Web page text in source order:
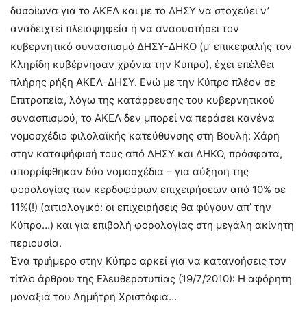
δυσοίωνα για το ΑΚΕΛ και με το ΔΗΣΥ να στοχεύει ν’
αναδειχτεί πλειοψηφεία ή να ανασυστήσει τον
κυβερνητικό συνασπισμό ΔΗΣΥ-ΔΗΚΟ (μ’ επικεφαλής τον
Κληρίδη κυβέρνησαν χρόνια την Κύπρο), έχει επέλθει
πλήρης ρήξη ΑΚΕΛ-ΔΗΣΥ. Ενώ με την Κύπρο πλέον σε
Επιτροπεία, λόγω της κατάρρευσης του κυβερνητικού
συνασπισμού, το ΑΚΕΛ δεν μπορεί να περάσει κανένα
νομοσχέδιο φιλολαϊκής κατεύθυνσης στη Βουλή: Χάρη
στην καταψήφισή τους από ΔΗΣΥ και ΔΗΚΟ, πρόσφατα,
απορρίφθηκαν δύο νομοσχέδια – για αύξηση της
φορολογίας των κερδοφόρων επιχειρήσεων από 10% σε
11%(!) (αιτιολογικό: οι επιχειρήσεις θα φύγουν απ’ την
Κύπρο…) και για επιβολή φορολογίας στη μεγάλη ακίνητη
περιουσία.
Ένα τριήμερο στην Κύπρο αρκεί για να κατανοήσεις τον
τίτλο άρθρου της Ελευθεροτυπίας (19/7/2010): Η αφόρητη
μοναξιά του Δημήτρη Χριστόφια…